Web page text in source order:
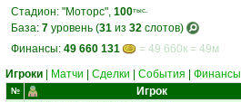
Стадион: "Моторс", 100тыс.
База: 7 уровень (31 из 32 слотов)
Финансы: 49 660 131
= 49 660к = 49м
Игроки
Матчи Сделки События Финансы
№ Игрок